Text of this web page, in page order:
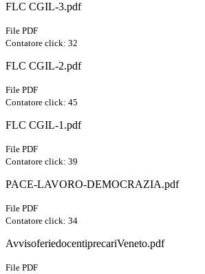
FLC CGIL-3.pdf
File PDF
Contatore click: 32
FLC CGIL-2.pdf
File PDF
Contatore click: 45
FLC CGIL-1.pdf
File PDF
Contatore click: 39
PACE-LAVORO-DEMOCRAZIA.pdf
File PDF
Contatore click: 34
AvvisoferiedocentiprecariVeneto.pdf
File PDF